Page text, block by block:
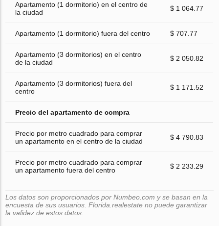
Apartamento (1 dormitorio) en el centro de
la ciudad
$ 1 064.77
Apartamento (1 dormitorio) fuera del centro $ 707.77
Apartamento (3 dormitorios) en el centro
de la ciudad
$ 2 050.82
Apartamento (3 dormitorios) fuera del
centro
$ 1 171.52
Precio del apartamento de compra
Precio por metro cuadrado para comprar
un apartamento en el centro de la ciudad
$ 4 790.83
Precio por metro cuadrado para comprar
un apartamento fuera del centro
$ 2 233.29
Los datos son proporcionados por Numbeo.com y se basan en la
encuesta de sus usuarios. Florida.realestate no puede garantizar
la validez de estos datos.